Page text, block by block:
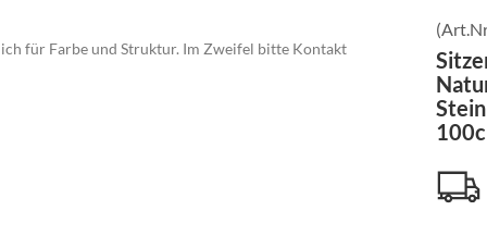
Konto
für Farbe und Struktur. Im Zweifel bitte Kontakt